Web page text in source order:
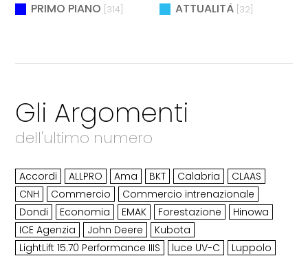
PRIMO PIANO [314] ATTUALITÀ [32]
Gli Argomenti
dell'ultimo numero
Accordi ALLPRO Ama BKT Calabria
CLAAS
CNH
Commercio
Commercio intrenazionale
Dondi
Economia EMAK Forestazione
Hinowa
ICE Agenzia
John Deere
Kubota
LightLift 15.70 Performance IIIS
luce UV-C
Luppolo